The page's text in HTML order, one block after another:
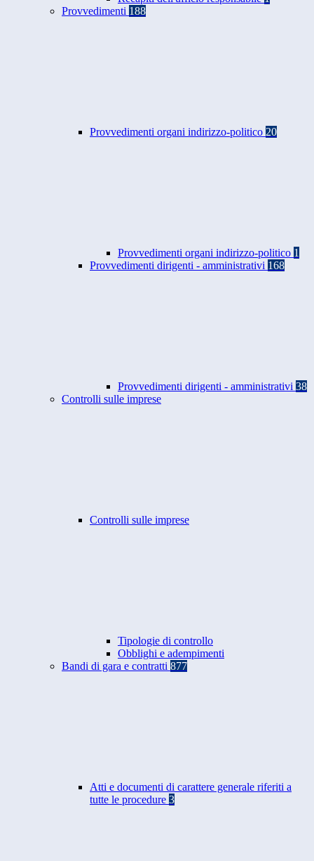
Provvedimenti 188
Provvedimenti organi indirizzo-politico 20
Provvedimenti organi indirizzo-politico 1
Provvedimenti dirigenti - amministrativi 168
Provvedimenti dirigenti - amministrativi 38
Controlli sulle imprese
Controlli sulle imprese
Tipologie di controllo
Obblighi e adempimenti
Bandi di gara e contratti 877
Atti e documenti di carattere generale riferiti a
tutte le procedure 3